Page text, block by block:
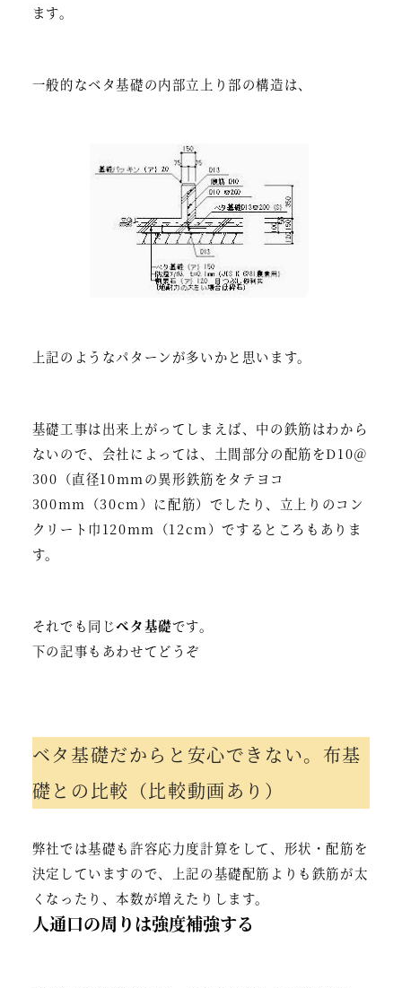
ます。
一般的なベタ基礎の内部立上り部の構造は、
上記のようなパターンが多いかと思います。
基礎工事は出来上がってしまえば、中の鉄筋はわから
ないので、会社によっては、土間部分の配筋をD10＠
300（直径10mmの異形鉄筋をタテヨコ
300mm（30cm）に配筋）でしたり、立上りのコン
クリート巾120mm（12cm）でするところもありま
す。
それでも同じベタ基礎です。
下の記事もあわせてどうぞ
ベタ基礎だからと安心できない。布基
礎との比較（比較動画あり）
弊社では基礎も許容応力度計算をして、形状・配筋を
決定していますので、上記の基礎配筋よりも鉄筋が太
くなったり、本数が増えたりします。
人通口の周りは強度補強する